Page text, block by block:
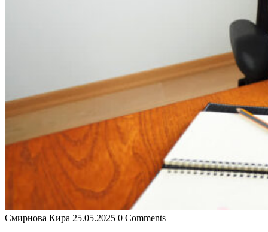
Смирнова Кира 25.05.2025 0 Comments